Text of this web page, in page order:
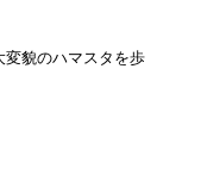
変貌のハマスタを歩